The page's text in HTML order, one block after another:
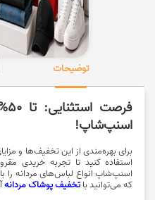
توضیحات
اسنپ‌شاپ!
برای بهره‌مندی از این تخفیف‌ها و
استفاده کنید تا تجربه خریدی
اسنپ‌شاپ انواع لباس‌های مردانه
که می‌توانید باتخفیف پوشاک مردانه